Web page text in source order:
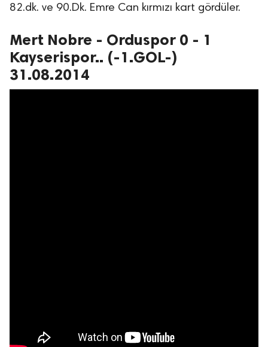
82.dk. ve 90.Dk. Emre Can kırmızı kart gördüler.
Mert Nobre - Orduspor 0 - 1
Kayserispor.. (-1.GOL-)
31.08.2014